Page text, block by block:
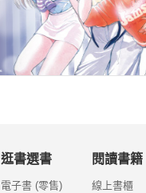
逛書選書
電子書 (零售)
閱讀書籍
線上書櫃